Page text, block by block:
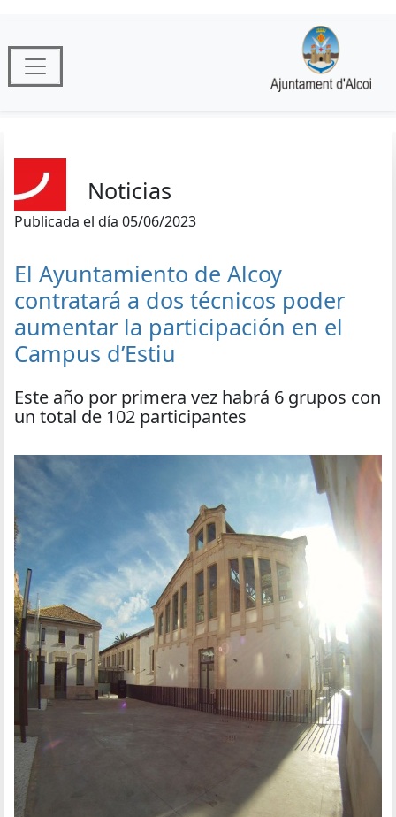
Noticias
Publicada el día 05/06/2023
El Ayuntamiento de Alcoy
contratará a dos técnicos poder
aumentar la participación en el
Campus d’Estiu
Este año por primera vez habrá 6 grupos con
un total de 102 participantes